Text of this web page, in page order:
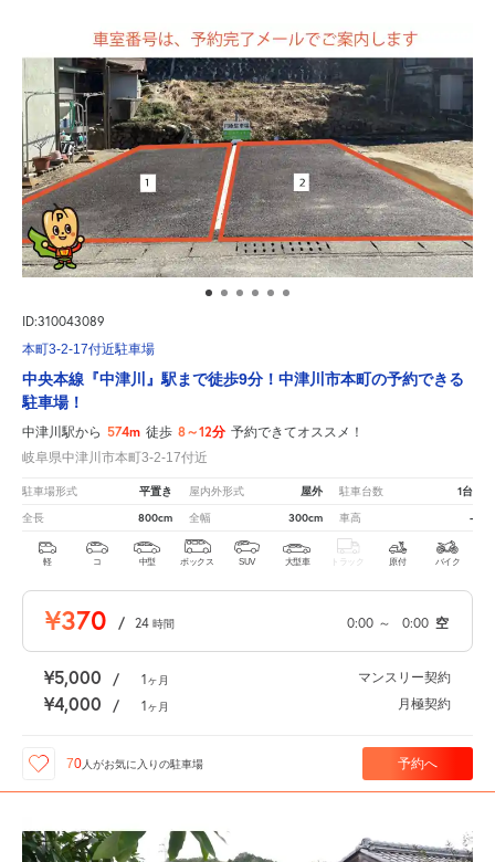
ID:310043089
本町3-2-17付近駐車場
中央本線『中津川』駅まで徒歩9分！中津川市本町の予約できる
駐車場！
中津川駅から 574m 徒歩 8～12分 予約できてオススメ！
岐阜県中津川市本町3-2-17付近
駐車場形式 平置き 屋内外形式 屋外 駐車台数 1台
全長 800cm 全幅 300cm 車高 -
軽 コ 中型 ボックス SUV 大型車 トラック 原付 バイク
¥370 / 24 時間 0:00 ～ 0:00 空
¥5,000 / 1ヶ月 マンスリー契約
¥4,000 / 1ヶ月 月極契約
70 人がお気に入りの駐車場 予約へ